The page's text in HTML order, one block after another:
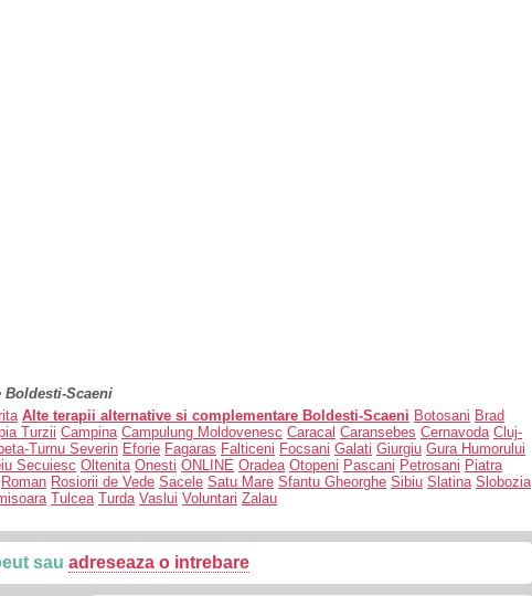
Boldesti-Scaeni
Alte terapii alternative si complementare Boldesti-Scaeni Botosani Brad
Turzii Campina Campulung Moldovenesc Caracal Caransebes Cernavoda Cluj-
Turnu Severin Eforie Fagaras Falticeni Focsani Galati Giurgiu Gura Humorului
Secuiesc Oltenita Onesti ONLINE Oradea Otopeni Pascani Petrosani Piatra
Roman Rosiorii de Vede Sacele Satu Mare Sfantu Gheorghe Sibiu Slatina Slobozia
Tulcea Turda Vaslui Voluntari Zalau
sau adreseaza o intrebare